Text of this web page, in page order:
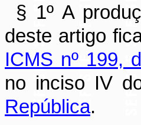
§ 1º A
deste artigo
ICMS nº 199,
no inciso IV
República.